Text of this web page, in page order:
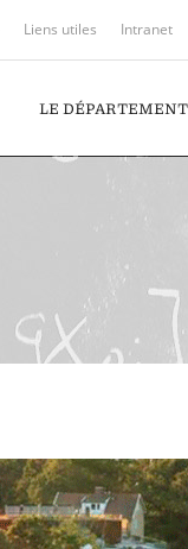
Liens utiles Intranet
LE DÉPARTEMENT